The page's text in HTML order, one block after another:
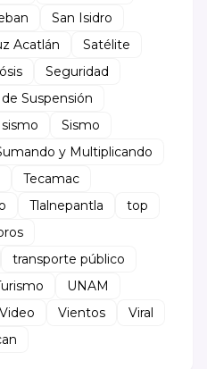
San Isidro
Acatlán
Satélite
Seguridad
Suspensión
sismo
Sismo
y Multiplicando
Tecamac
Tlalnepantla
top
transporte público
UNAM
Video Vientos
Viral